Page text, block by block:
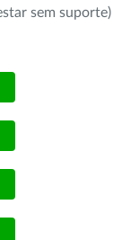
sem suporte)